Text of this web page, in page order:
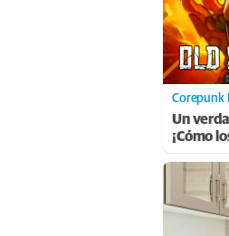
Corepunk
Un
¡Cómo